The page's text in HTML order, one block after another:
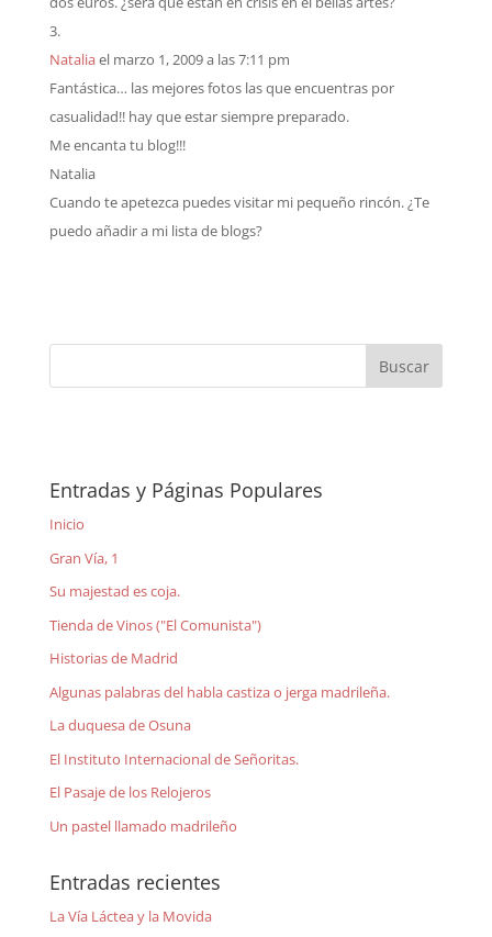
Nataliael marzo 1, 2009 a las 7:11 pm
Fantástica… las mejores fotos las que encuentras por
casualidad!! hay que estar siempre preparado.
Me encanta tu blog!!!
Natalia
Cuando te apetezca puedes visitar mi pequeño rincón. ¿Te
puedo añadir a mi lista de blogs?
Entradas y Páginas Populares
Inicio
Gran Vía, 1
Su majestad es coja.
Tienda de Vinos ("El Comunista")
Historias de Madrid
Algunas palabras del habla castiza o jerga madrileña.
La duquesa de Osuna
El Instituto Internacional de Señoritas.
El Pasaje de los Relojeros
Un pastel llamado madrileño
Entradas recientes
La Vía Láctea y la Movida